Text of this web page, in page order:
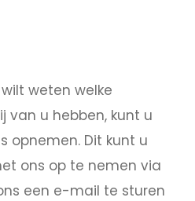
weten welke
van u hebben, kunt u
opnemen. Dit kunt u
ons op te nemen via
een e-mail te sturen